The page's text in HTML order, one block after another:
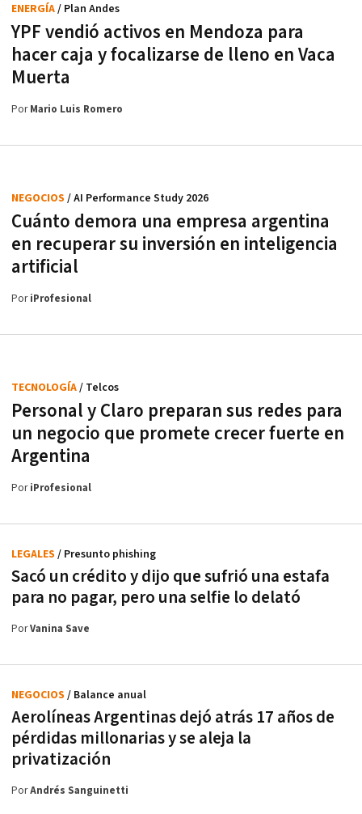
YPF vendió activos en Mendoza para
hacer caja y focalizarse de lleno en Vaca
Muerta
ENERGÍA/ Plan Andes
PorMario Luis Romero
Cuánto demora una empresa argentina
en recuperar su inversión en inteligencia
artificial
NEGOCIOS / AI Performance Study 2026
PoriProfesional
Personal y Claro preparan sus redes para
un negocio que promete crecer fuerte en
Argentina
TECNOLOGÍA/ Telcos
PoriProfesional
Sacó un crédito y dijo que sufrió una estafa
para no pagar, pero una selfie lo delató
LEGALES / Presunto phishing
PorVanina Save
Aerolíneas Argentinas dejó atrás 17 años de
pérdidas millonarias y se aleja la
privatización
NEGOCIOS / Balance anual
PorAndrés Sanguinetti